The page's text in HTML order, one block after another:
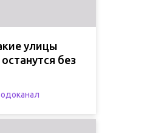
улицы
без